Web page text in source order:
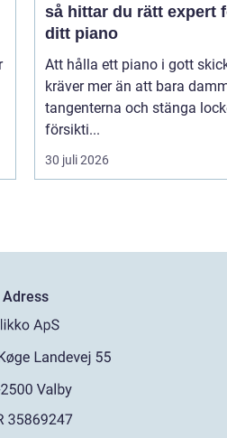
så hittar du rätt expert
ditt piano
Att hålla ett piano i gott
kräver mer än att bara
tangenterna och stänga
försikti...
30 juli 2026
Adress